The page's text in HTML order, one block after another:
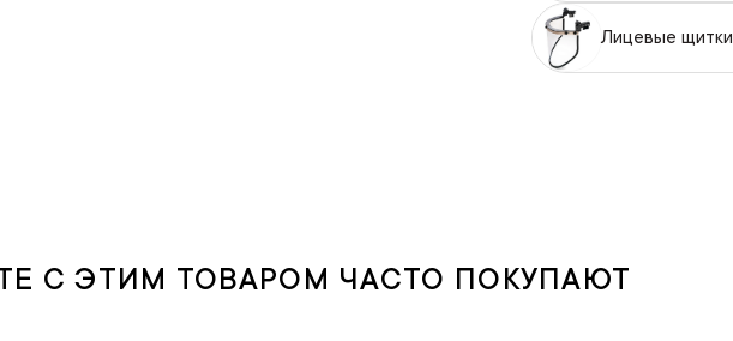
Лицевые щитки
С ЭТИМ ТОВАРОМ ЧАСТО ПОКУПАЮТ